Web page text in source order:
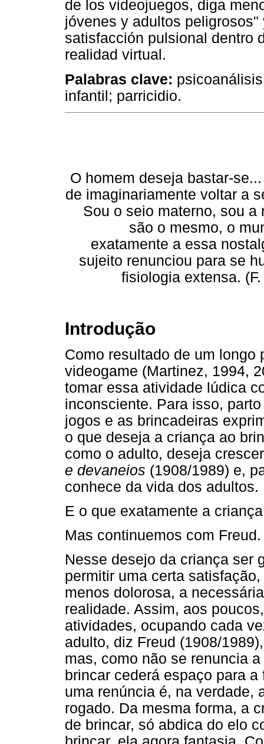
de los videojuegos, diga
jóvenes y adultos
satisfacción pulsional dentro
realidad virtual.
Palabras clave:
infantil; parricidio.
O homem deseja bastar-
de imaginariamente voltar a
Sou o seio materno, sou a
são o mesmo, o
exatamente a essa
sujeito renunciou para se
fisiologia extensa.
Introdução
Como resultado de um longo
videogame (Martinez, 1994,
tomar essa atividade lúdica
inconsciente. Para isso,
jogos e as brincadeiras
o que deseja a criança ao
como o adulto, deseja
e devaneios (1908/1989) e,
conhece da vida dos adultos.
E o que exatamente a
Mas continuemos com Freud.
Nesse desejo da criança ser
permitir uma certa
menos dolorosa, a
realidade. Assim, aos
atividades, ocupando cada
adulto, diz Freud (1908/
mas, como não se renuncia
brincar cederá espaço para
uma renúncia é, na verdade,
rogado. Da mesma forma, a
de brincar, só abdica do elo